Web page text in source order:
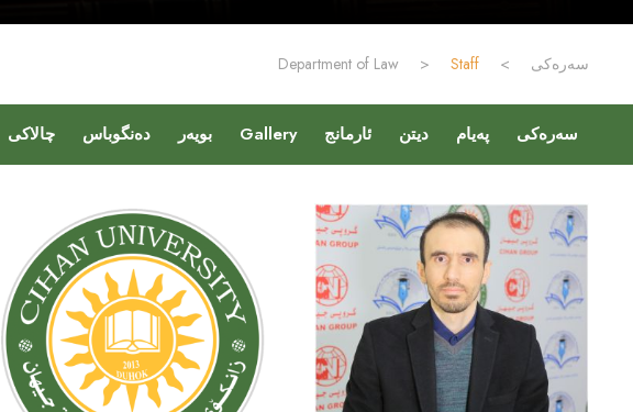
سەرەکی >
Department of Law > Staff
سەرەکی پەیام دیتن ئارمانج Gallery بویەر دەنگوباس چالاکی